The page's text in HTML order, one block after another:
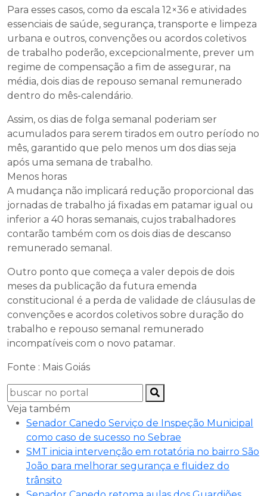
Para esses casos, como da escala 12×36 e atividades
essenciais de saúde, segurança, transporte e limpeza
urbana e outros, convenções ou acordos coletivos
de trabalho poderão, excepcionalmente, prever um
regime de compensação a fim de assegurar, na
média, dois dias de repouso semanal remunerado
dentro do mês-calendário.
Assim, os dias de folga semanal poderiam ser
acumulados para serem tirados em outro período no
mês, garantido que pelo menos um dos dias seja
após uma semana de trabalho.
Menos horas
A mudança não implicará redução proporcional das
jornadas de trabalho já fixadas em patamar igual ou
inferior a 40 horas semanais, cujos trabalhadores
contarão também com os dois dias de descanso
remunerado semanal.
Outro ponto que começa a valer depois de dois
meses da publicação da futura emenda
constitucional é a perda de validade de cláusulas de
convenções e acordos coletivos sobre duração do
trabalho e repouso semanal remunerado
incompatíveis com o novo patamar.
Fonte : Mais Goiás
Veja também
Senador Canedo Serviço de Inspeção Municipal
como caso de sucesso no Sebrae
SMT inicia intervenção em rotatória no bairro São
João para melhorar segurança e fluidez do
trânsito